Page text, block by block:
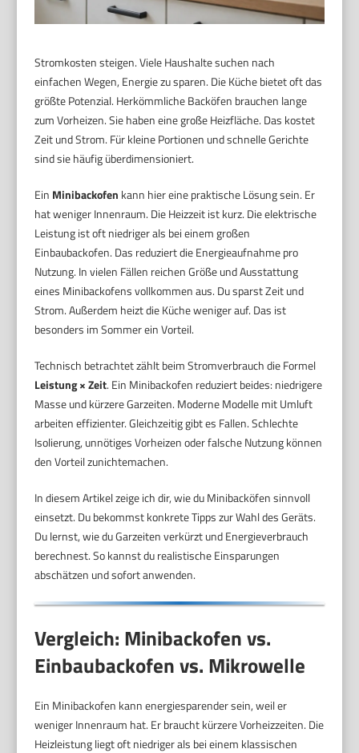
Stromkosten steigen. Viele Haushalte suchen nach
einfachen Wegen, Energie zu sparen. Die Küche bietet oft das
größte Potenzial. Herkömmliche Backöfen brauchen lange
zum Vorheizen. Sie haben eine große Heizfläche. Das kostet
Zeit und Strom. Für kleine Portionen und schnelle Gerichte
sind sie häufig überdimensioniert.
Ein Minibackofen kann hier eine praktische Lösung sein. Er
hat weniger Innenraum. Die Heizzeit ist kurz. Die elektrische
Leistung ist oft niedriger als bei einem großen
Einbaubackofen. Das reduziert die Energieaufnahme pro
Nutzung. In vielen Fällen reichen Größe und Ausstattung
eines Minibackofens vollkommen aus. Du sparst Zeit und
Strom. Außerdem heizt die Küche weniger auf. Das ist
besonders im Sommer ein Vorteil.
Technisch betrachtet zählt beim Stromverbrauch die Formel
Leistung × Zeit. Ein Minibackofen reduziert beides: niedrigere
Masse und kürzere Garzeiten. Moderne Modelle mit Umluft
arbeiten effizienter. Gleichzeitig gibt es Fallen. Schlechte
Isolierung, unnötiges Vorheizen oder falsche Nutzung können
den Vorteil zunichtemachen.
In diesem Artikel zeige ich dir, wie du Minibacköfen sinnvoll
einsetzt. Du bekommst konkrete Tipps zur Wahl des Geräts.
Du lernst, wie du Garzeiten verkürzt und Energieverbrauch
berechnest. So kannst du realistische Einsparungen
abschätzen und sofort anwenden.
Vergleich: Minibackofen vs.
Einbaubackofen vs. Mikrowelle
Ein Minibackofen kann energiesparender sein, weil er
weniger Innenraum hat. Er braucht kürzere Vorheizzeiten. Die
Heizleistung liegt oft niedriger als bei einem klassischen